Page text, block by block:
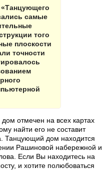
«Танцующего
самые
того
плоскости
точности
отмечен на всех картах
найти его не составит
Танцующий дом находится
Рашиновой набережной и
Если Вы находитесь на
и хотите полюбоваться